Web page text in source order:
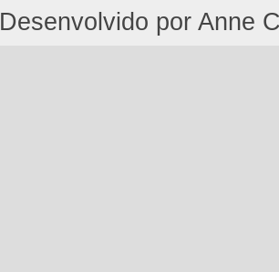
Desenvolvido por Anne